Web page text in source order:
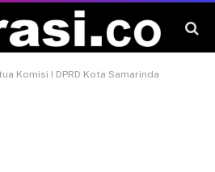
Komisi I DPRD Kota Samarinda